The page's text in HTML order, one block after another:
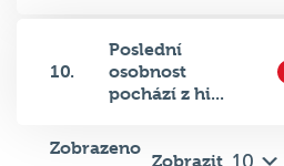
10.
Poslední
osobnost
pochází z hi...
Zobrazeno
Zobrazit